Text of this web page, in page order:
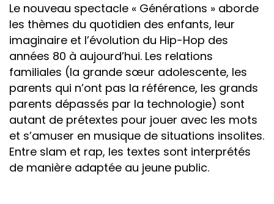
Le nouveau spectacle « Générations » aborde
les thèmes du quotidien des enfants, leur
imaginaire et l’évolution du Hip-Hop des
années 80 à aujourd’hui. Les relations
familiales (la grande sœur adolescente, les
parents qui n’ont pas la référence, les grands
parents dépassés par la technologie) sont
autant de prétextes pour jouer avec les mots
et s’amuser en musique de situations insolites.
Entre slam et rap, les textes sont interprétés
de manière adaptée au jeune public.